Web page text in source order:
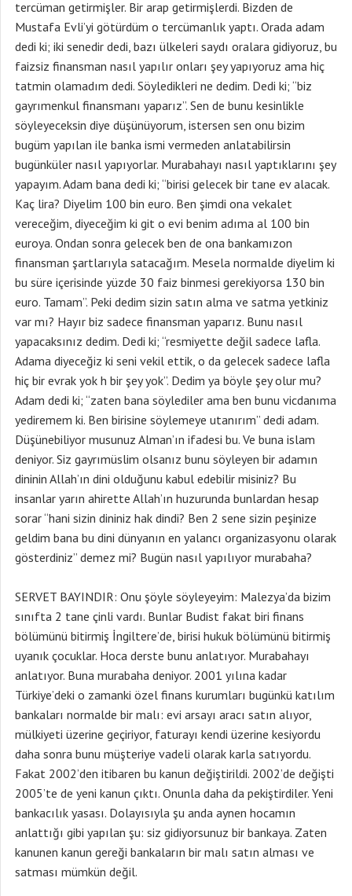
SERVET BAYINDIR: Onu şöyle söyleyeyim: Malezya’da bizim
sınıfta 2 tane çinli vardı. Bunlar Budist fakat biri finans
bölümünü bitirmiş İngiltere’de, birisi hukuk bölümünü bitirmiş
uyanık çocuklar. Hoca derste bunu anlatıyor. Murabahayı
anlatıyor. Buna murabaha deniyor. 2001 yılına kadar
Türkiye’deki o zamanki özel finans kurumları bugünkü katılım
bankaları normalde bir malı: evi arsayı aracı satın alıyor,
mülkiyeti üzerine geçiriyor, faturayı kendi üzerine kesiyordu
daha sonra bunu müşteriye vadeli olarak karla satıyordu.
Fakat 2002’den itibaren bu kanun değiştirildi. 2002’de değişti
2005’te de yeni kanun çıktı. Onunla daha da pekiştirdiler. Yeni
bankacılık yasası. Dolayısıyla şu anda aynen hocamın
anlattığı gibi yapılan şu: siz gidiyorsunuz bir bankaya. Zaten
kanunen kanun gereği bankaların bir malı satın alması ve
satması mümkün değil.